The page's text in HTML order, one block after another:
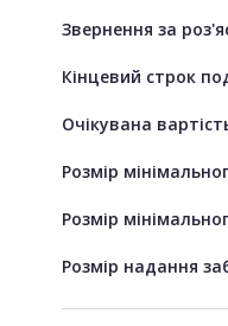
Звернення за
Кінцевий строк
Очікувана
Розмір
Розмір
Розмір надання